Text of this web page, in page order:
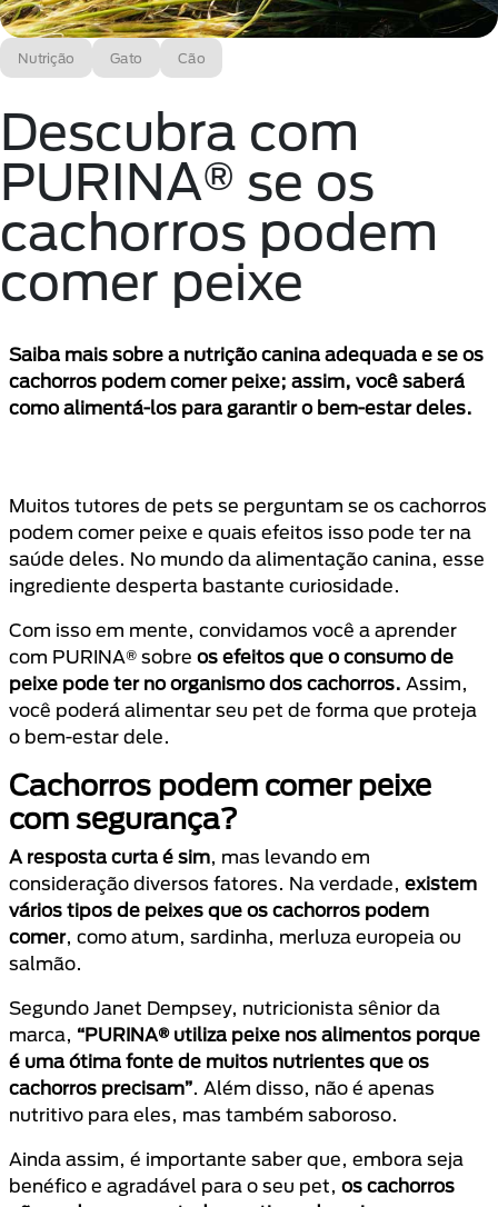
Nutrição Gato Cão
Descubra com
PURINA® se os
cachorros podem
comer peixe
Saiba mais sobre a nutrição canina adequada e se os
cachorros podem comer peixe; assim, você saberá
como alimentá-los para garantir o bem-estar deles.
Muitos tutores de pets se perguntam se os cachorros
podem comer peixe e quais efeitos isso pode ter na
saúde deles. No mundo da alimentação canina, esse
ingrediente desperta bastante curiosidade.
Com isso em mente, convidamos você a aprender
com PURINA® sobre os efeitos que o consumo de
peixe pode ter no organismo dos cachorros. Assim,
você poderá alimentar seu pet de forma que proteja
o bem-estar dele.
Cachorros podem comer peixe
com segurança?
A resposta curta é sim, mas levando em
consideração diversos fatores. Na verdade, existem
vários tipos de peixes que os cachorros podem
comer, como atum, sardinha, merluza europeia ou
salmão.
Segundo Janet Dempsey, nutricionista sênior da
marca, “PURINA® utiliza peixe nos alimentos porque
é uma ótima fonte de muitos nutrientes que os
cachorros precisam”. Além disso, não é apenas
nutritivo para eles, mas também saboroso.
Ainda assim, é importante saber que, embora seja
benéfico e agradável para o seu pet, os cachorros